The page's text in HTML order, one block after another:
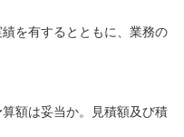
有するとともに、業務の
は妥当か。見積額及び積